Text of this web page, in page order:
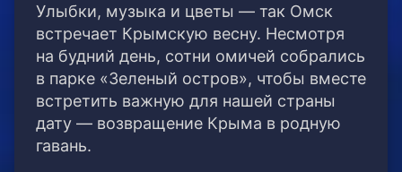
Улыбки, музыка и цветы — так Омск
встречает Крымскую весну. Несмотря
на будний день, сотни омичей собрались
в парке «Зеленый остров», чтобы вместе
встретить важную для нашей страны
дату — возвращение Крыма в родную
гавань.